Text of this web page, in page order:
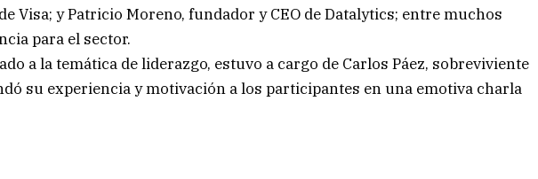
Visa; y Patricio Moreno, fundador y CEO de Datalytics; entre muchos
para el sector.
a la temática de liderazgo, estuvo a cargo de Carlos Páez, sobreviviente
su experiencia y motivación a los participantes en una emotiva charla